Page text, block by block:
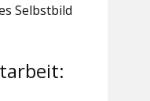
Selbstbild